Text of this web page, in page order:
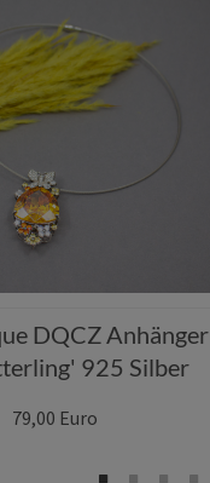
DQCZ Anhänger
925 Silber
79,00 Euro